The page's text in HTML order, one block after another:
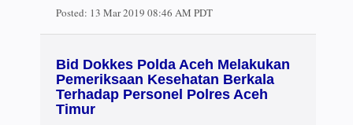
Posted: 13 Mar 2019 08:46 AM PDT
Bid Dokkes Polda Aceh Melakukan
Pemeriksaan Kesehatan Berkala
Terhadap Personel Polres Aceh
Timur